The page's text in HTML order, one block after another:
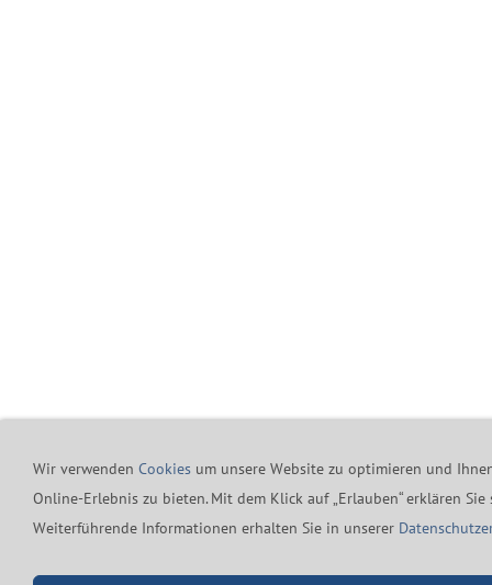
Wir verwenden Cookies um unsere Website zu optimieren und
Online-Erlebnis zu bieten. Mit dem Klick auf „Erlauben“ erklären
Weiterführende Informationen erhalten Sie in unserer